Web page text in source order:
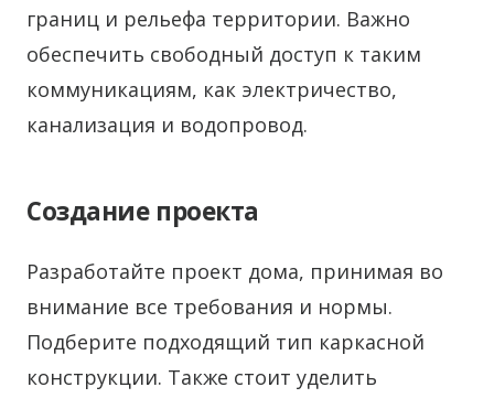
границ и рельефа территории. Важно
обеспечить свободный доступ к таким
коммуникациям, как электричество,
канализация и водопровод.
Создание проекта
Разработайте проект дома, принимая во
внимание все требования и нормы.
Подберите подходящий тип каркасной
конструкции. Также стоит уделить